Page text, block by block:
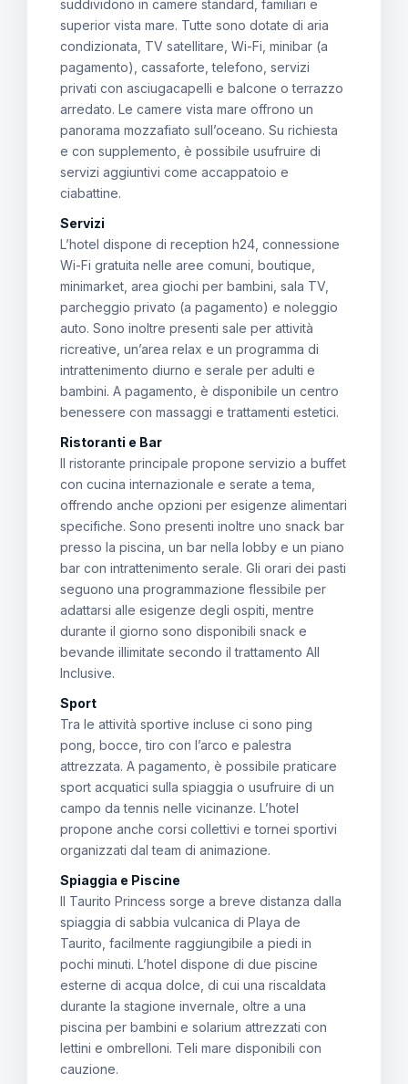
suddividono in camere standard, familiari e
superior vista mare. Tutte sono dotate di aria
condizionata, TV satellitare, Wi-Fi, minibar (a
pagamento), cassaforte, telefono, servizi
privati con asciugacapelli e balcone o terrazzo
arredato. Le camere vista mare offrono un
panorama mozzafiato sull’oceano. Su richiesta
e con supplemento, è possibile usufruire di
servizi aggiuntivi come accappatoio e
ciabattine.
Servizi
L’hotel dispone di reception h24, connessione
Wi-Fi gratuita nelle aree comuni, boutique,
minimarket, area giochi per bambini, sala TV,
parcheggio privato (a pagamento) e noleggio
auto. Sono inoltre presenti sale per attività
ricreative, un’area relax e un programma di
intrattenimento diurno e serale per adulti e
bambini. A pagamento, è disponibile un centro
benessere con massaggi e trattamenti estetici.
Ristoranti e Bar
Il ristorante principale propone servizio a buffet
con cucina internazionale e serate a tema,
offrendo anche opzioni per esigenze alimentari
specifiche. Sono presenti inoltre uno snack bar
presso la piscina, un bar nella lobby e un piano
bar con intrattenimento serale. Gli orari dei pasti
seguono una programmazione flessibile per
adattarsi alle esigenze degli ospiti, mentre
durante il giorno sono disponibili snack e
bevande illimitate secondo il trattamento All
Inclusive.
Sport
Tra le attività sportive incluse ci sono ping
pong, bocce, tiro con l’arco e palestra
attrezzata. A pagamento, è possibile praticare
sport acquatici sulla spiaggia o usufruire di un
campo da tennis nelle vicinanze. L’hotel
propone anche corsi collettivi e tornei sportivi
organizzati dal team di animazione.
Spiaggia e Piscine
Il Taurito Princess sorge a breve distanza dalla
spiaggia di sabbia vulcanica di Playa de
Taurito, facilmente raggiungibile a piedi in
pochi minuti. L’hotel dispone di due piscine
esterne di acqua dolce, di cui una riscaldata
durante la stagione invernale, oltre a una
piscina per bambini e solarium attrezzati con
lettini e ombrelloni. Teli mare disponibili con
cauzione.